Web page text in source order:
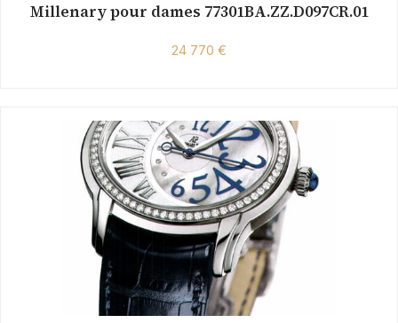
Millenary pour dames 77301BA.ZZ.D097CR.01
24 770 €